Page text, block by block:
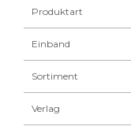
Produktart
Einband
Sortiment
Verlag